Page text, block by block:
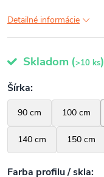
Detailné informácie
Skladom (>10 ks)